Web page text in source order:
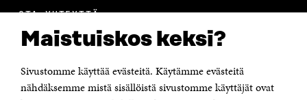
Maistuiskos keksi?
Sivustomme käyttää evästeitä. Käytämme evästeitä
nähdäksemme mistä sisällöistä sivustomme käyttäjät ovat
OTA YHTEYTTÄ
Itämerenkatu 11-13, PL 160,
00181 Helsinki
Puhelin +358 294 618 991
Sähköpostiosoite